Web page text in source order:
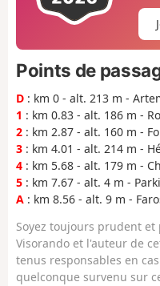
Points de
D : km 0 - alt. 213 m -
1 : km 0.83 - alt. 186 m -
2 : km 2.87 - alt. 160 m -
3 : km 4.01 - alt. 214 m -
4 : km 5.68 - alt. 179 m -
5 : km 7.67 - alt. 4 m -
A : km 8.56 - alt. 9 m -
Soyez toujours prudent
Visorando et l'auteur de
tenus responsables en
quelconque survenu sur